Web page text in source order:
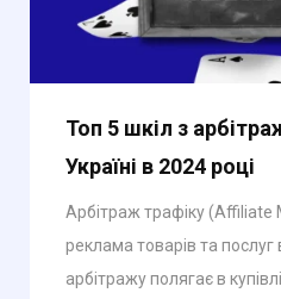
Топ 5 шкіл з
Україні в 2024 році
Арбітраж трафіку
реклама товарів та послуг
арбітражу полягає в